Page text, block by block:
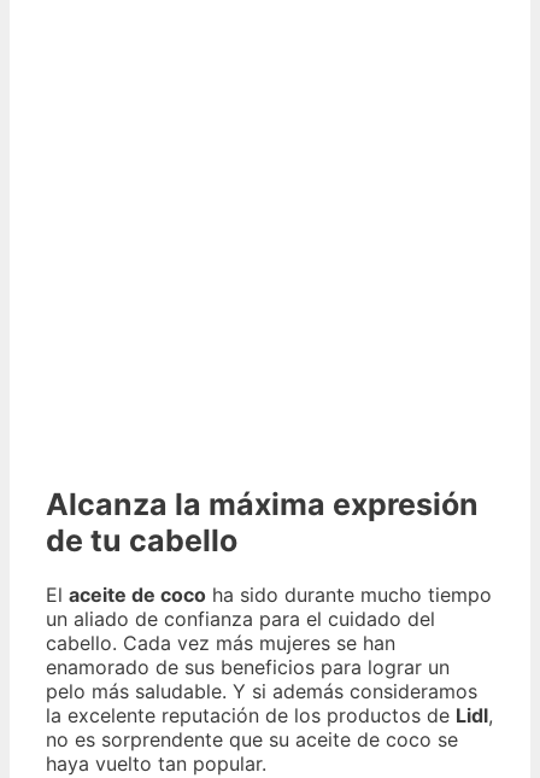
Alcanza la máxima expresión
de tu cabello
El aceite de coco ha sido durante mucho tiempo
un aliado de confianza para el cuidado del
cabello. Cada vez más mujeres se han
enamorado de sus beneficios para lograr un
pelo más saludable. Y si además consideramos
la excelente reputación de los productos de Lidl,
no es sorprendente que su aceite de coco se
haya vuelto tan popular.